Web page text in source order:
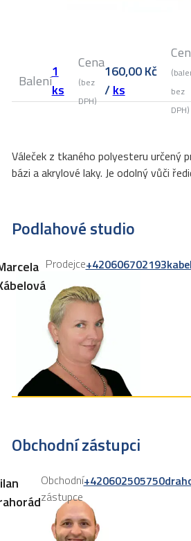
Balení1
ks
Cena
(bez
DPH)
160,00Kč
/ks
bez
DPH)
Váleček z tkaného polyesteru určený
bázi a akrylové laky. Je odolný vůči
Podlahové studio
Prodejce+420606702193
Obchodní zástupci
Obchodní
zástupce
+420602505750